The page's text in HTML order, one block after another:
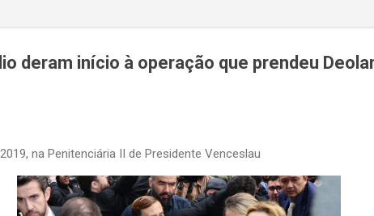
deram início à operação que prendeu
na Penitenciária II de Presidente Venceslau